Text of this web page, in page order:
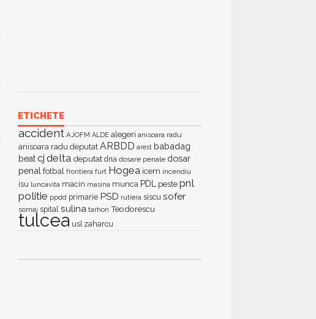
ETICHETE
accident AJOFM ALDE alegeri anisoara radu
anisoara radu deputat ARBDD arest babadag
beatcj delta deputat dna dosare penale dosar
penal fotbal frontiera furt Hogea icem incendiu
isu luncavita macin masina munca PDL peste pnl
politie ppdd primarie PSD rutiera siscu sofer
somaj spital sulina tarhon Teodorescu
tulcea usl zaharcu